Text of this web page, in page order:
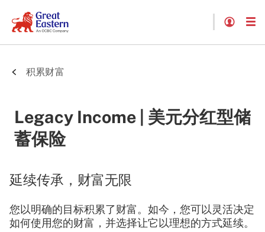
积累财富
Legacy Income | 美元分红型储
蓄保险
延续传承，财富无限
您以明确的目标积累了财富。如今，您可以灵活决定
如何使用您的财富，并选择让它以理想的方式延续。